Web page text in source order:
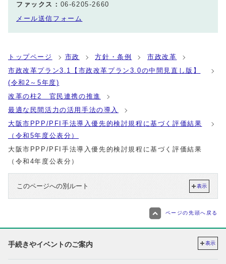
ファックス： 06-6205-2660
メール送信フォーム
トップページ 市政 方針・条例
市政改革
市政改革プラン3.1【市政改革プラン3.0の中間見直し版】
(令和2～5年度)
改革の柱2 官民連携の推進
最適な民間活力の活用手法の導入
大阪市PPP/PFI手法導入優先的検討規程に基づく評価結果
（令和5年度公表分）
大阪市PPP/PFI手法導入優先的検討規程に基づく評価結果
（令和4年度公表分）
このページへの別ルート 表示
ページの先頭へ戻る
手続きやイベントのご案内 表示